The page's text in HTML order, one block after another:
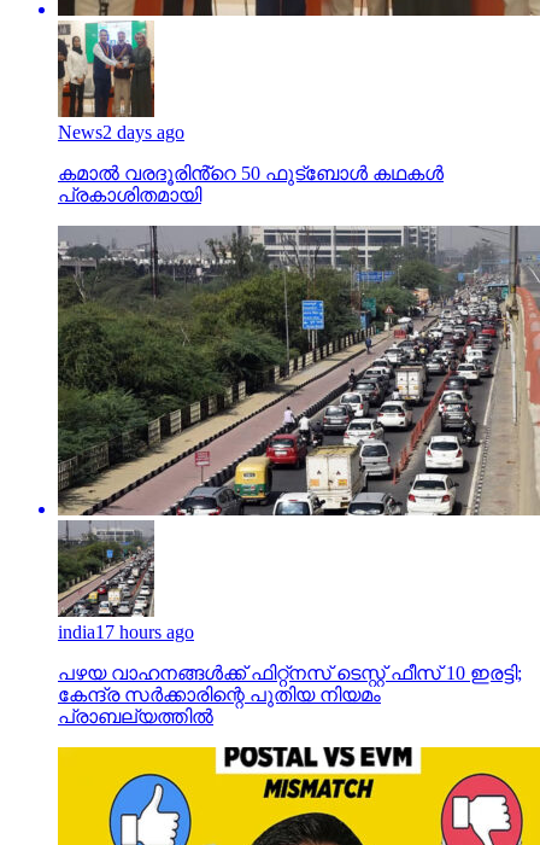
News2 days ago
കമാൽ വരദൂരിൻ്റെ 50 ഫുട്ബോൾ കഥകൾ
പ്രകാശിതമായി
india17 hours ago
പഴയ വാഹനങ്ങള്‍ക്ക് ഫിറ്റ്‌നസ് ടെസ്റ്റ് ഫീസ് 10 ഇരട്ടി;
കേന്ദ്ര സര്‍ക്കാരിന്റെ പുതിയ നിയമം
പ്രാബല്യത്തില്‍